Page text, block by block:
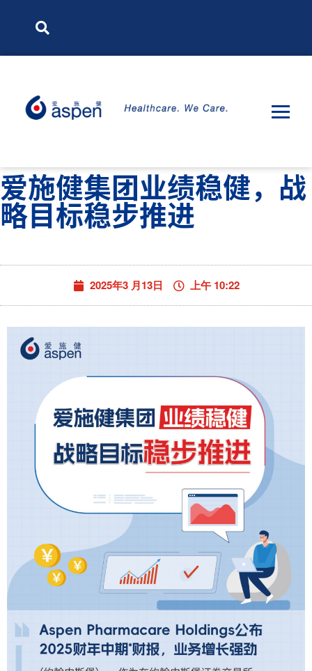
爱施健集团业绩稳健，战
略目标稳步推进
2025年3 月13日 上午 10:22